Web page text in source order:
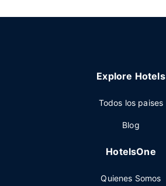
Explore Hotels
Todos los paises
Blog
HotelsOne
Quienes Somos